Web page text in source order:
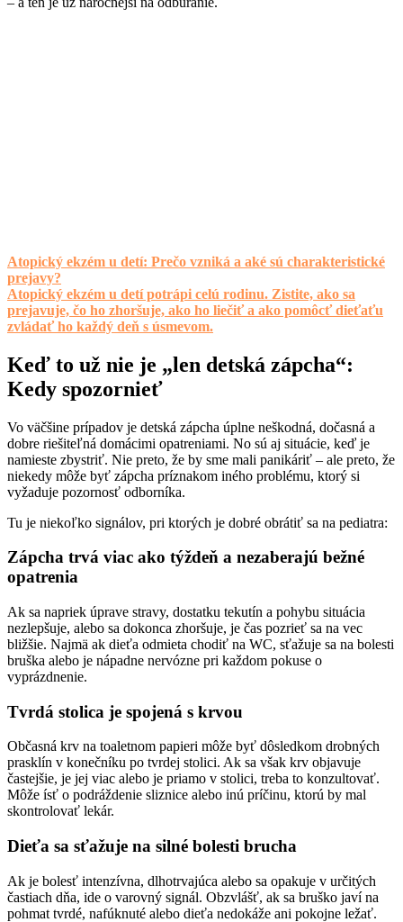
Atopický ekzém u detí: Prečo vzniká a aké sú charakteristické
prejavy?
Atopický ekzém u detí potrápi celú rodinu. Zistite, ako sa
prejavuje, čo ho zhoršuje, ako ho liečiť a ako pomôcť dieťaťu
zvládať ho každý deň s úsmevom.
Keď to už nie je „len detská zápcha“:
Kedy spozornieť
Vo väčšine prípadov je detská zápcha úplne neškodná, dočasná a
dobre riešiteľná domácimi opatreniami. No sú aj situácie, keď je
namieste zbystriť. Nie preto, že by sme mali panikáriť – ale preto, že
niekedy môže byť zápcha príznakom iného problému, ktorý si
vyžaduje pozornosť odborníka.
Tu je niekoľko signálov, pri ktorých je dobré obrátiť sa na pediatra:
Zápcha trvá viac ako týždeň a nezaberajú bežné
opatrenia
Ak sa napriek úprave stravy, dostatku tekutín a pohybu situácia
nezlepšuje, alebo sa dokonca zhoršuje, je čas pozrieť sa na vec
bližšie. Najmä ak dieťa odmieta chodiť na WC, sťažuje sa na bolesti
bruška alebo je nápadne nervózne pri každom pokuse o
vyprázdnenie.
Tvrdá stolica je spojená s krvou
Občasná krv na toaletnom papieri môže byť dôsledkom drobných
prasklín v konečníku po tvrdej stolici. Ak sa však krv objavuje
častejšie, je jej viac alebo je priamo v stolici, treba to konzultovať.
Môže ísť o podráždenie sliznice alebo inú príčinu, ktorú by mal
skontrolovať lekár.
Dieťa sa sťažuje na silné bolesti brucha
Ak je bolesť intenzívna, dlhotrvajúca alebo sa opakuje v určitých
častiach dňa, ide o varovný signál. Obzvlášť, ak sa bruško javí na
pohmat tvrdé, nafúknuté alebo dieťa nedokáže ani pokojne ležať.